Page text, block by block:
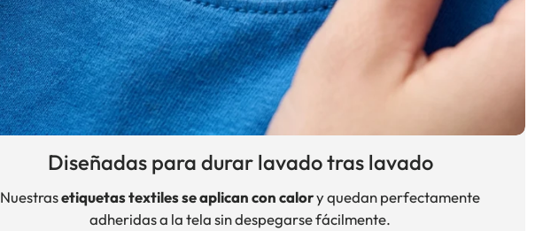
Diseñadas para durar lavado tras lavado
Nuestrasetiquetas textiles se aplican con calory quedan perfectamente
adheridas a la tela sin despegarse fácilmente.